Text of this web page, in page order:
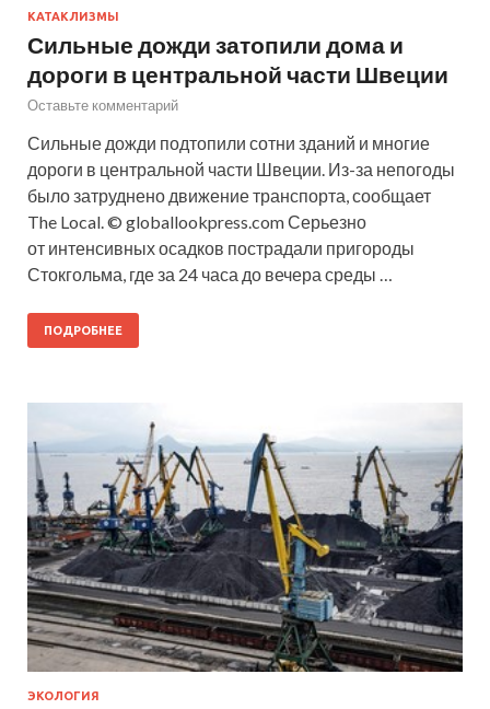
КАТАКЛИЗМЫ
Сильные дожди затопили дома и
дороги в центральной части Швеции
Оставьте комментарий
Сильные дожди подтопили сотни зданий и многие
дороги в центральной части Швеции. Из-за непогоды
было затруднено движение транспорта, сообщает
The Local. © globallookpress.com Серьезно
от интенсивных осадков пострадали пригороды
Стокгольма, где за 24 часа до вечера среды …
ПОДРОБНЕЕ
ЭКОЛОГИЯ